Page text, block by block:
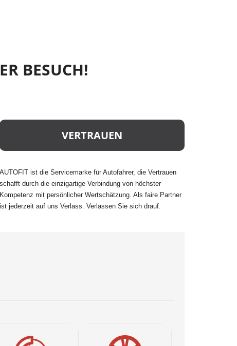
BESUCH!
VERTRAUEN
AUTOFIT ist die Servicemarke für Autofahrer, die Vertrauen
schafft durch die einzigartige Verbindung von höchster
Kompetenz mit persönlicher Wertschätzung. Als faire Partner
ist jederzeit auf uns Verlass. Verlassen Sie sich drauf.